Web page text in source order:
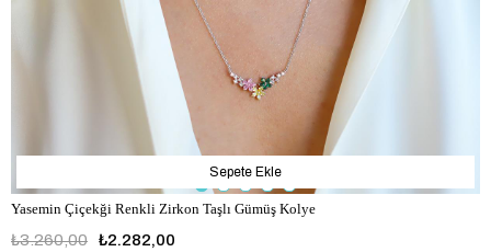
Yasemin Çiçekği Renkli Zirkon Taşlı Gümüş Kolye
₺2.282,00
₺3.260,00
Sepete Ekle